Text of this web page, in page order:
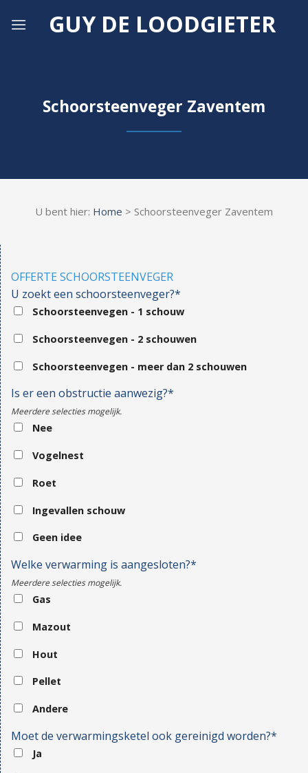
GUY DE LOODGIETER
Schoorsteenveger Zaventem
U bent hier: Home > Schoorsteenveger Zaventem
OFFERTE SCHOORSTEENVEGER
U zoekt een schoorsteenveger?*
Schoorsteenvegen - 1 schouw
Schoorsteenvegen - 2 schouwen
Schoorsteenvegen - meer dan 2 schouwen
Is er een obstructie aanwezig?*
Meerdere selecties mogelijk.
Nee
Vogelnest
Roet
Ingevallen schouw
Geen idee
Welke verwarming is aangesloten?*
Meerdere selecties mogelijk.
Gas
Mazout
Hout
Pellet
Andere
Moet de verwarmingsketel ook gereinigd worden?*
Ja